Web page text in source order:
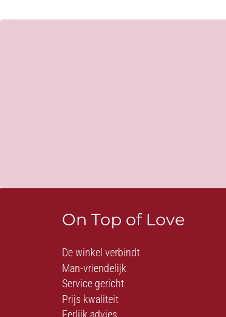
On Top of Love
De winkel verbindt
Man-vriendelijk
Service gericht
Prijs kwaliteit